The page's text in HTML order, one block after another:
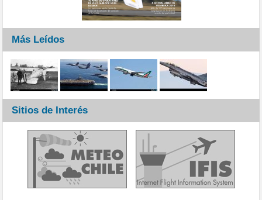
Más Leídos
Sitios de Interés